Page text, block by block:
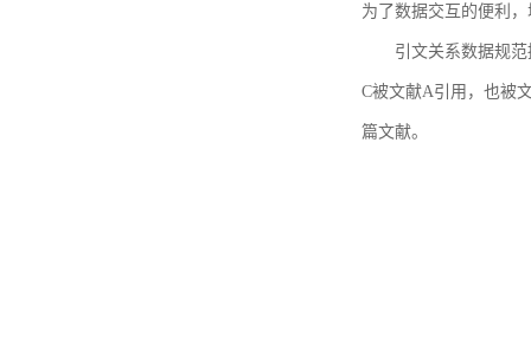
为了数据交互的便利
引文关系数据规
C被文献A引用，也被
篇文献。